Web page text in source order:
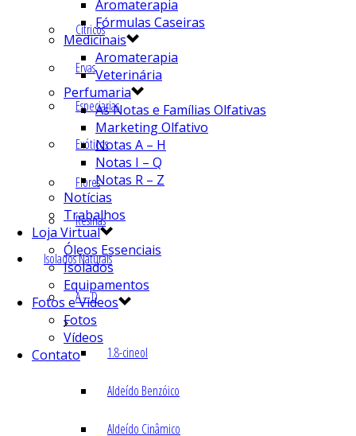
Cítricos
Ervas
Especiarias
Exóticos
Flores
Resinas
Isolados Naturais
A – D
1.8-cineol
Aldeído Benzóico
Aldeído Cinâmico
Aromaterapia
Fórmulas Caseiras
Medicinais
Aromaterapia
Veterinária
Perfumaria
As Notas e Famílias Olfativas
Marketing Olfativo
Notas A – H
Notas I – Q
Notas R – Z
Notícias
Trabalhos
Loja Virtual
Óleos Essenciais
Isolados
Equipamentos
Fotos e Vídeos
Fotos
Vídeos
Contato